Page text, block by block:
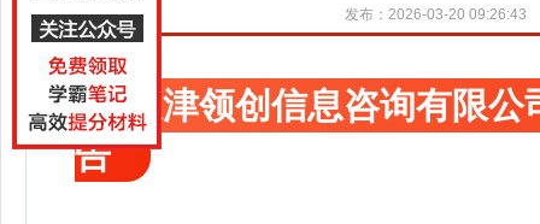
发布：2026-03-20 09:26:43
天津领创信息咨询有限
告